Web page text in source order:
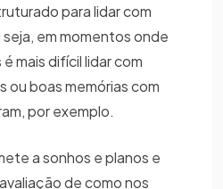
para lidar com
em momentos onde
mais difícil lidar com
ou boas memórias com
por exemplo.
a sonhos e planos e
de como nos